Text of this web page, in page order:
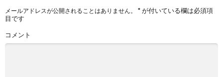
メールアドレスが公開されることはありません。 *が付いている欄は必須項
目です
コメント